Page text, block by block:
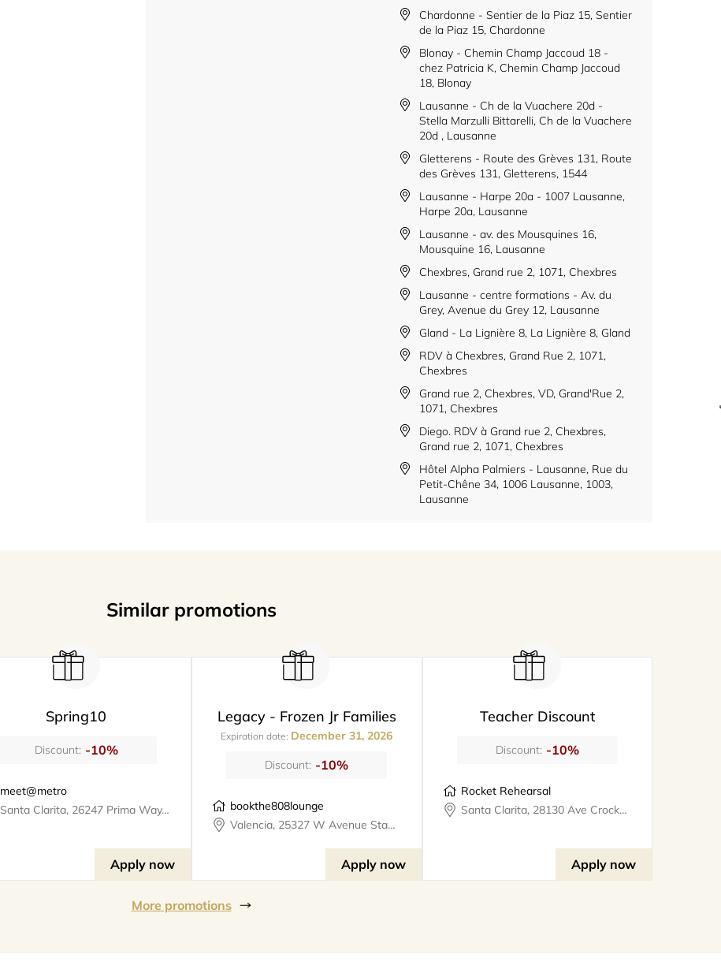
Chardonne - Sentier de la Piaz 15, Sentier
de la Piaz 15, Chardonne
Blonay - Chemin Champ Jaccoud 18 -
chez Patricia K, Chemin Champ Jaccoud
18, Blonay
Lausanne - Ch de la Vuachere 20d -
Stella Marzulli Bittarelli, Ch de la Vuachere
20d , Lausanne
Gletterens - Route des Grèves 131, Route
des Grèves 131, Gletterens, 1544
Lausanne - Harpe 20a - 1007 Lausanne,
Harpe 20a, Lausanne
Lausanne - av. des Mousquines 16,
Mousquine 16, Lausanne
Chexbres, Grand rue 2, 1071, Chexbres
Lausanne - centre formations - Av. du
Grey, Avenue du Grey 12, Lausanne
Gland - La Lignière 8, La Lignière 8, Gland
RDV à Chexbres, Grand Rue 2, 1071,
Chexbres
Grand rue 2, Chexbres, VD, Grand'Rue 2,
1071, Chexbres
Diego. RDV à Grand rue 2, Chexbres,
Grand rue 2, 1071, Chexbres
Hôtel Alpha Palmiers - Lausanne, Rue du
Petit-Chêne 34, 1006 Lausanne, 1003,
Lausanne
Similar promotions
Spring10
Discount: -10%
meet@metro
Santa Clarita, 26247 Prima Way, meet@metro
Apply now
Legacy - Frozen Jr Families
Expiration date: December 31, 2026
Discount: -10%
bookthe808lounge
Valencia, 25327 W Avenue Stanford, Suite 106, bookthe808lounge
Apply now
Teacher Discount
Discount: -10%
Rocket Rehearsal
Santa Clarita, 28130 Ave Crocker #324, rocketrehearsal
Apply now
More promotions